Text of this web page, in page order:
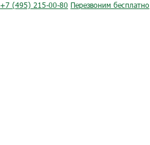
+7 (495) 215-00-80 Перезвоним бесплатно